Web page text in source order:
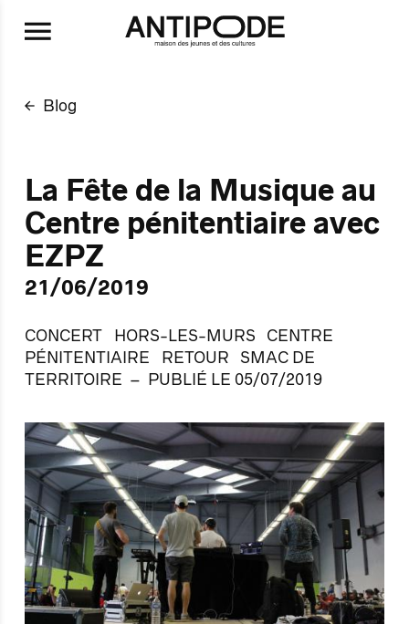
Aller au contenu principal
Blog
La Fête de la Musique au
Centre pénitentiaire avec
EZPZ
21/06/2019
CONCERT HORS-LES-MURS
CENTRE
PÉNITENTIAIRE
RETOUR
SMAC DE
TERRITOIRE
PUBLIÉ LE 05/07/2019